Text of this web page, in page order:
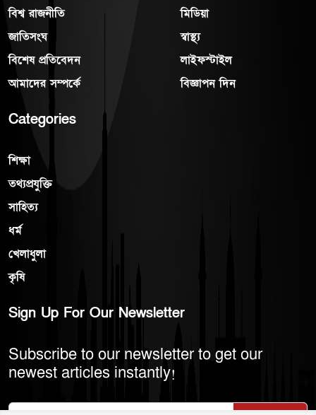
বিশ্ব রাজনীতি
জাতিসংঘ
বিশেষ প্রতিবেদন
আমাদের সম্পর্কে
মিডিয়া
স্বাস্থ্য
লাইফস্টাইল
বিজ্ঞাপন দিন
Categories
শিক্ষা
তথ্যপ্রযুক্তি
সাহিত্য
ধর্ম
খেলাধুলা
কৃষি
Sign Up For Our Newsletter
Subscribe to our newsletter to get our
newest articles instantly!